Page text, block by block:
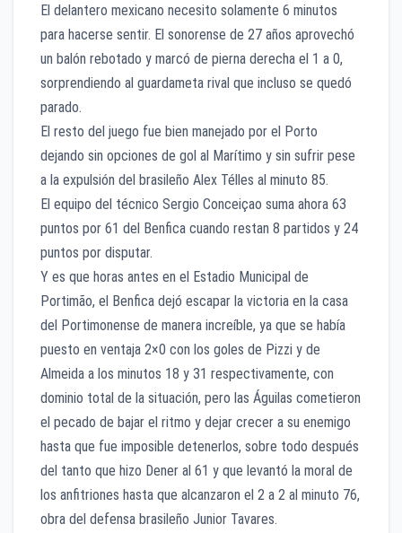
El delantero mexicano necesito solamente 6 minutos
para hacerse sentir. El sonorense de 27 años aprovechó
un balón rebotado y marcó de pierna derecha el 1 a 0,
sorprendiendo al guardameta rival que incluso se quedó
parado.
El resto del juego fue bien manejado por el Porto
dejando sin opciones de gol al Marítimo y sin sufrir pese
a la expulsión del brasileño Alex Télles al minuto 85.
El equipo del técnico Sergio Conceiçao suma ahora 63
puntos por 61 del Benfica cuando restan 8 partidos y 24
puntos por disputar.
Y es que horas antes en el Estadio Municipal de
Portimão, el Benfica dejó escapar la victoria en la casa
del Portimonense de manera increíble, ya que se había
puesto en ventaja 2×0 con los goles de Pizzi y de
Almeida a los minutos 18 y 31 respectivamente, con
dominio total de la situación, pero las Águilas cometieron
el pecado de bajar el ritmo y dejar crecer a su enemigo
hasta que fue imposible detenerlos, sobre todo después
del tanto que hizo Dener al 61 y que levantó la moral de
los anfitriones hasta que alcanzaron el 2 a 2 al minuto 76,
obra del defensa brasileño Junior Tavares.